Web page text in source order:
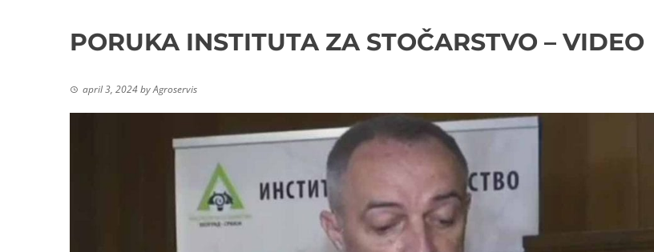
PORUKA INSTITUTA ZA STOČARSTVO – VIDEO
april 3, 2024byAgroservis